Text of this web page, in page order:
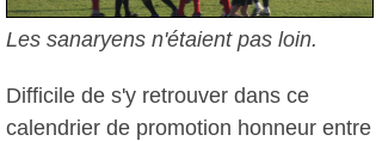
Les sanaryens n'étaient pas loin.
Difficile de s'y retrouver dans ce
calendrier de promotion honneur entre